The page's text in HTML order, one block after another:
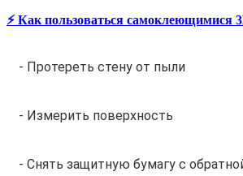
⚡️ Как пользоваться самоклеющимися
- Протереть стену от пыли
- Измерить поверхность
- Снять защитную бумагу с